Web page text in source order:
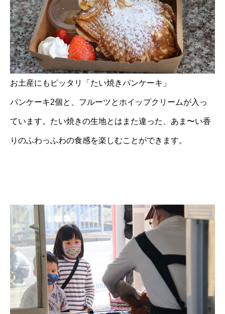
お土産にもピッタリ「たい焼きパンケーキ」
パンケーキ2個と、フルーツとホイップクリームが入っ
ています。たい焼きの生地とはまた違った、あま〜い香
りのふわっふわの食感を楽しむことができます。